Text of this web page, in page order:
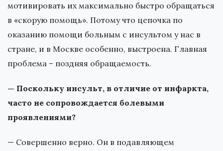
мотивировать их максимально быстро обращаться
в «скорую помощь». Потому что цепочка по
оказанию помощи больным с инсультом у нас в
стране, и в Москве особенно, выстроена. Главная
проблема – поздняя обращаемость.
— Поскольку инсульт, в отличие от инфаркта,
часто не сопровождается болевыми
проявлениями?
— Совершенно верно. Он в подавляющем